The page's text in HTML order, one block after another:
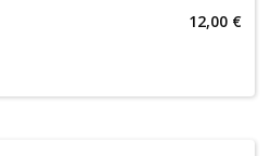
12,00 €